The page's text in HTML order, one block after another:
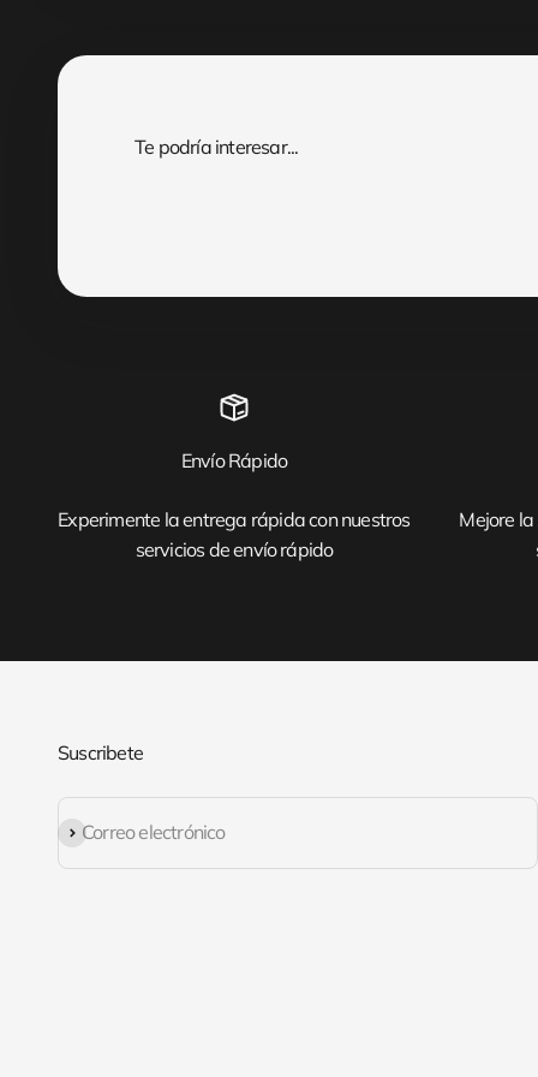
Envío Rápido
Experimente la entrega rápida con nuestros
servicios de envío rápido
Mejore
Suscribete
Correo electrónico
Suscribirse